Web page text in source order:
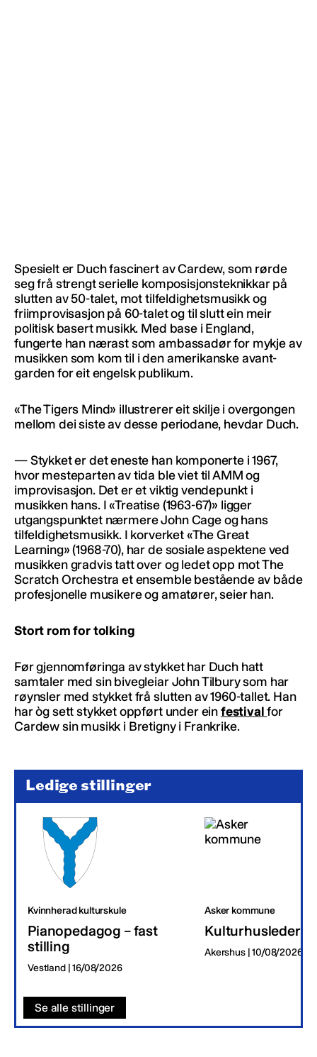
Spesielt er Duch fascinert av Cardew, som rørde
seg frå strengt serielle komposisjonsteknikkar på
slutten av 50-talet, mot tilfeldighetsmusikk og
friimprovisasjon på 60-talet og til slutt ein meir
politisk basert musikk. Med base i England,
fungerte han nærast som ambassadør for mykje av
musikken som kom til i den amerikanske avant-
garden for eit engelsk publikum.
«The Tigers Mind» illustrerer eit skilje i overgongen
mellom dei siste av desse periodane, hevdar Duch.
— Stykket er det eneste han komponerte i 1967,
hvor mesteparten av tida ble viet til AMM og
improvisasjon. Det er et viktig vendepunkt i
musikken hans. I «Treatise (1963-67)» ligger
utgangspunktet nærmere John Cage og hans
tilfeldighetsmusikk. I korverket «The Great
Learning» (1968-70), har de sosiale aspektene ved
musikken gradvis tatt over og ledet opp mot The
Scratch Orchestra et ensemble bestående av både
profesjonelle musikere og amatører, seier han.
Stort rom for tolking
Før gjennomføringa av stykket har Duch hatt
samtaler med sin bivegleiar John Tilbury som har
røynsler med stykket frå slutten av 1960-tallet. Han
har òg sett stykket oppført under einfestivalfor
Cardew sin musikk i Bretigny i Frankrike.
Ledige stillinger
Kvinnherad kulturskule
Pianopedagog – fast
stilling
Vestland | 16/08/2026
Asker kommune
Kulturhusleder
Akershus | 10/08/2026
Se alle stillinger